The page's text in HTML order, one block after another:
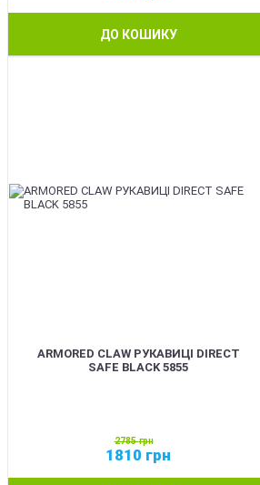
ДО КОШИКУ
ARMORED CLAW РУКАВИЦІ DIRECT
SAFE BLACK 5855
2785грн
1810 грн